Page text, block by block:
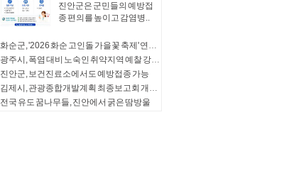
진안군은 군민들의 예방접
종 편의를 높이고 감염병..
화순군, '2026 화순 고인돌 가을꽃 축제' 연계 체류형 관광·지역경제 활성화 추진
광주시, 폭염 대비 노숙인 취약지역 예찰 강화…주 2회 이상 상시 순찰
진안군, 보건진료소에서도 예방접종 가능
김제시, 관광종합개발계획 최종보고회 개최... '체류형 관광 거점' 도약 시동
전국 유도 꿈나무들, 진안에서 굵은 땀방울